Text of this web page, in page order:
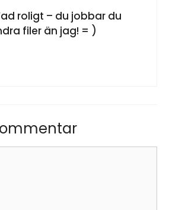
roligt – du jobbar du
filer än jag! = )